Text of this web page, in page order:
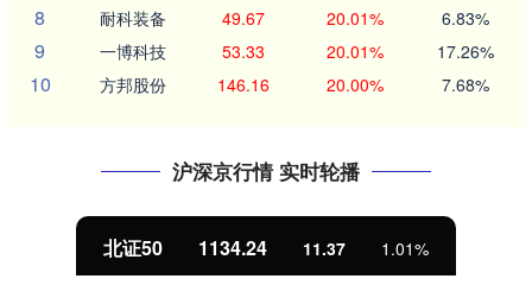
8 耐科装备 49.67 20.01% 6.83%
9 一博科技 53.33 20.01% 17.26%
10 方邦股份 146.16 20.00% 7.68%
沪深京行情 实时轮播
北证50 1134.24 11.37 1.01%